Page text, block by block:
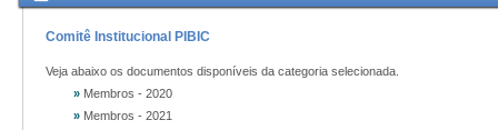
Comitê Institucional PIBIC
Veja abaixo os documentos disponíveis da categoria selecionada.
» Membros - 2020
» Membros - 2021